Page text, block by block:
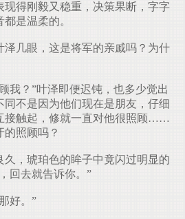
现得刚毅又稳重，决策果断，字字
是温柔的。
几眼，这是将军的亲戚吗？为什
我？”叶泽即便迟钝，也多少觉出
不是因为他们现在是朋友，仔细
接触起，修就一直对他很照顾……
的照顾吗？
，琥珀色的眸子中竟闪过明显的
回去就告诉你。”
好。”